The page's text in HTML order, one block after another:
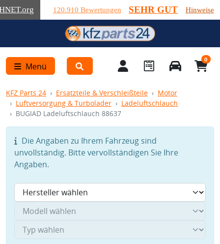
.org 120.910 Bewertungen SEHR GUT Hinweise
Menü
0
KFZ Parts 24 Ersatzteile & Verschleißteile
Motor
Luftversorgung & Turbolader
Ladeluftschlauch
BUGIAD Ladeluftschlauch 88637
Die Angaben zu Ihrem Fahrzeug sind
unvollständig. Bitte vervollständigen Sie Ihre
Angaben.